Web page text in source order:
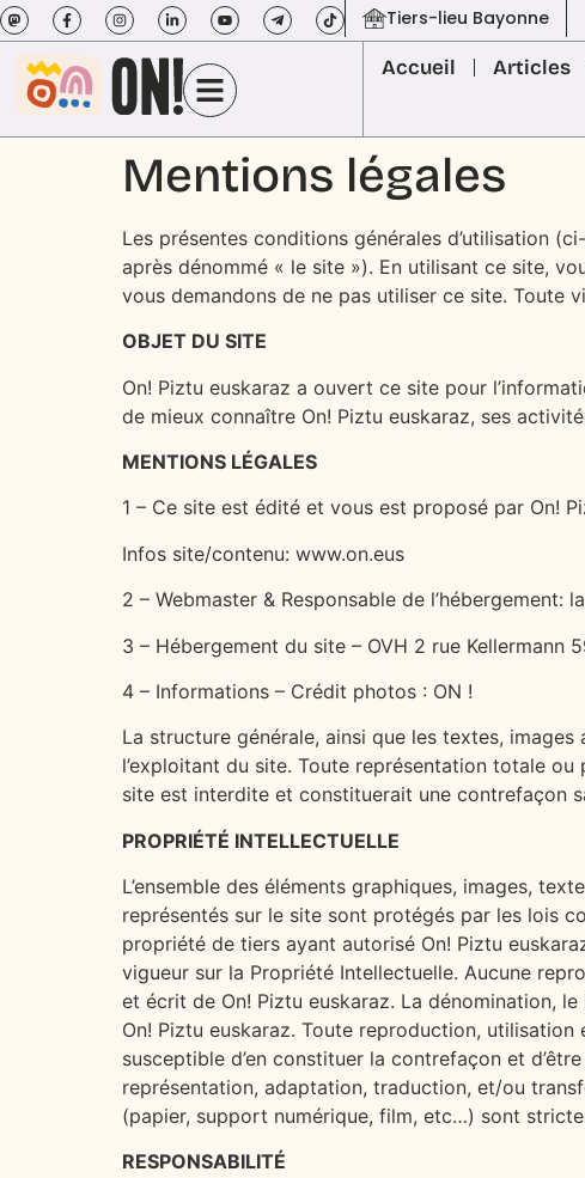
Tiers-lieu Bayonne
Accueil Articles
Mentions légales
Les présentes conditions générales d’utilisation
après dénommé « le site »). En utilisant ce site,
vous demandons de ne pas utiliser ce site. Toute
OBJET DU SITE
On! Piztu euskaraz a ouvert ce site pour
de mieux connaître On! Piztu euskaraz, ses
MENTIONS LÉGALES
1 – Ce site est édité et vous est proposé par On!
Infos site/contenu: www.on.eus
2 – Webmaster & Responsable de l’hébergement:
3 – Hébergement du site – OVH 2 rue Kellermann
4 – Informations – Crédit photos : ON !
La structure générale, ainsi que les textes,
l’exploitant du site. Toute représentation totale
site est interdite et constituerait une contrefaçon
PROPRIÉTÉ INTELLECTUELLE
L’ensemble des éléments graphiques, images,
représentés sur le site sont protégés par les lois
propriété de tiers ayant autorisé On! Piztu
vigueur sur la Propriété Intellectuelle. Aucune
et écrit de On! Piztu euskaraz. La dénomination,
On! Piztu euskaraz. Toute reproduction,
susceptible d’en constituer la contrefaçon et
représentation, adaptation, traduction, et/ou
(papier, support numérique, film, etc…) sont
RESPONSABILITÉ